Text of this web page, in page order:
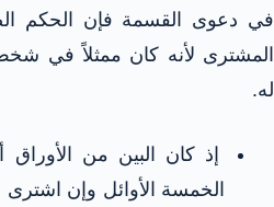
في دعوى القسمة فإن الحكم
المشترى لأنه كان ممثلاً في شخص
له.
إذ كان البين من
الخمسة الأوائل وإن اشترى